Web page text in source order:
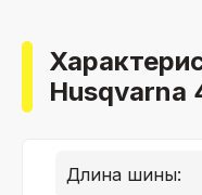
Husqvarna
Длина шины: